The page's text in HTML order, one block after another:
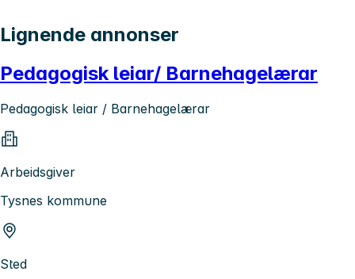
Lignende annonser
Pedagogisk leiar/ Barnehagelærar
Pedagogisk leiar / Barnehagelærar
Arbeidsgiver
Tysnes kommune
Sted